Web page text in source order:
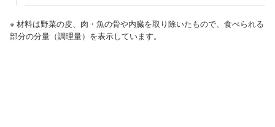
※ 材料は野菜の皮、肉・魚の骨や内臓を取り除いたもので、食べられる
部分の分量（調理量）を表示しています。